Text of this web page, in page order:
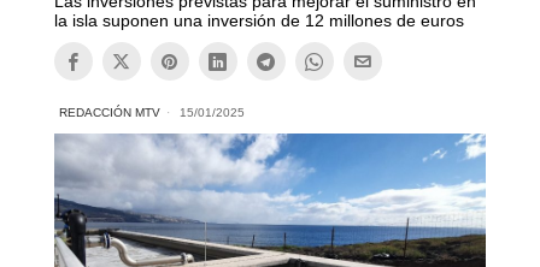
la isla suponen una inversión de 12 millones de euros
REDACCIÓN MTV 15/01/2025